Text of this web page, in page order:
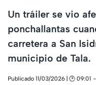
Un tráiler se vio
ponchallantas
carretera a San
municipio de Tala.
Publicado 11/03/2026 | 🕑 09:01